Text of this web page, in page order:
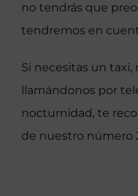
no tendrás que
tendremos en
Si necesitas un taxi,
llamándonos por
nocturnidad, te
de nuestro número